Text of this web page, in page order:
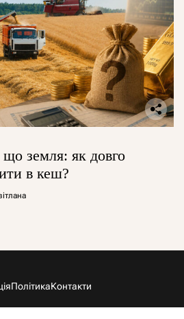
земля: як довго
в кеш?
ПолітикаКонтакти